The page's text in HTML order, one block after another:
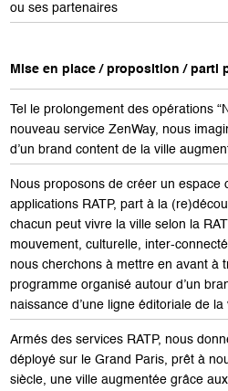
ou ses partenaires
Mise en place / proposition / parti
Tel le prolongement des opérations
nouveau service ZenWay, nous
d’un brand content de la ville
Nous proposons de créer un espace
applications RATP, part à la
chacun peut vivre la ville selon la
mouvement, culturelle, inter-
nous cherchons à mettre en avant à
programme organisé autour d’un
naissance d’une ligne éditoriale de
Armés des services RATP, nous
déployé sur le Grand Paris, prêt à
siècle, une ville augmentée grâce